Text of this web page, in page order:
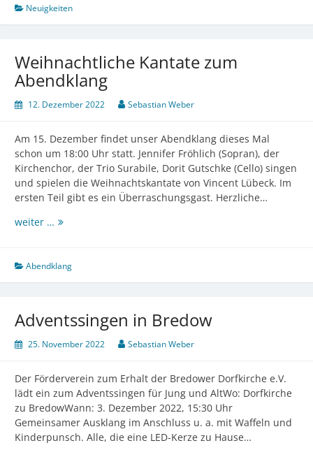
in
der
Neuigkeiten
Weihnachtliche Kantate zum
Abendklang
12. Dezember 2022 Sebastian Weber
Am 15. Dezember findet unser Abendklang dieses Mal
schon um 18:00 Uhr statt. Jennifer Fröhlich (Sopran), der
Kirchenchor, der Trio Surabile, Dorit Gutschke (Cello) singen
und spielen die Weihnachtskantate von Vincent Lübeck. Im
ersten Teil gibt es ein Überraschungsgast. Herzliche…
weiter … Weihnachtliche
Abendklang
Abendklang
Adventssingen in Bredow
25. November 2022 Sebastian Weber
Der Förderverein zum Erhalt der Bredower Dorfkirche e.V.
lädt ein zum Adventssingen für Jung und AltWo: Dorfkirche
zu BredowWann: 3. Dezember 2022, 15:30 Uhr
Gemeinsamer Ausklang im Anschluss u. a. mit Waffeln und
Kinderpunsch. Alle, die eine LED-Kerze zu Hause…